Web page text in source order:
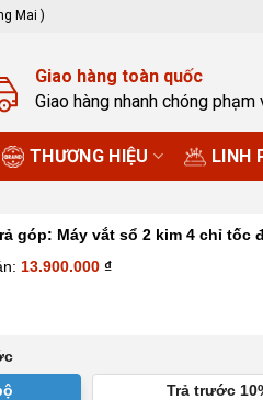
Mai )
Giao hàng toàn quốc
Giao hàng nhanh chóng
THƯƠNG HIỆU LINH
góp: Máy vắt sổ 2 kim 4 chỉ tốc
13.900.000 ₫
Trả trước